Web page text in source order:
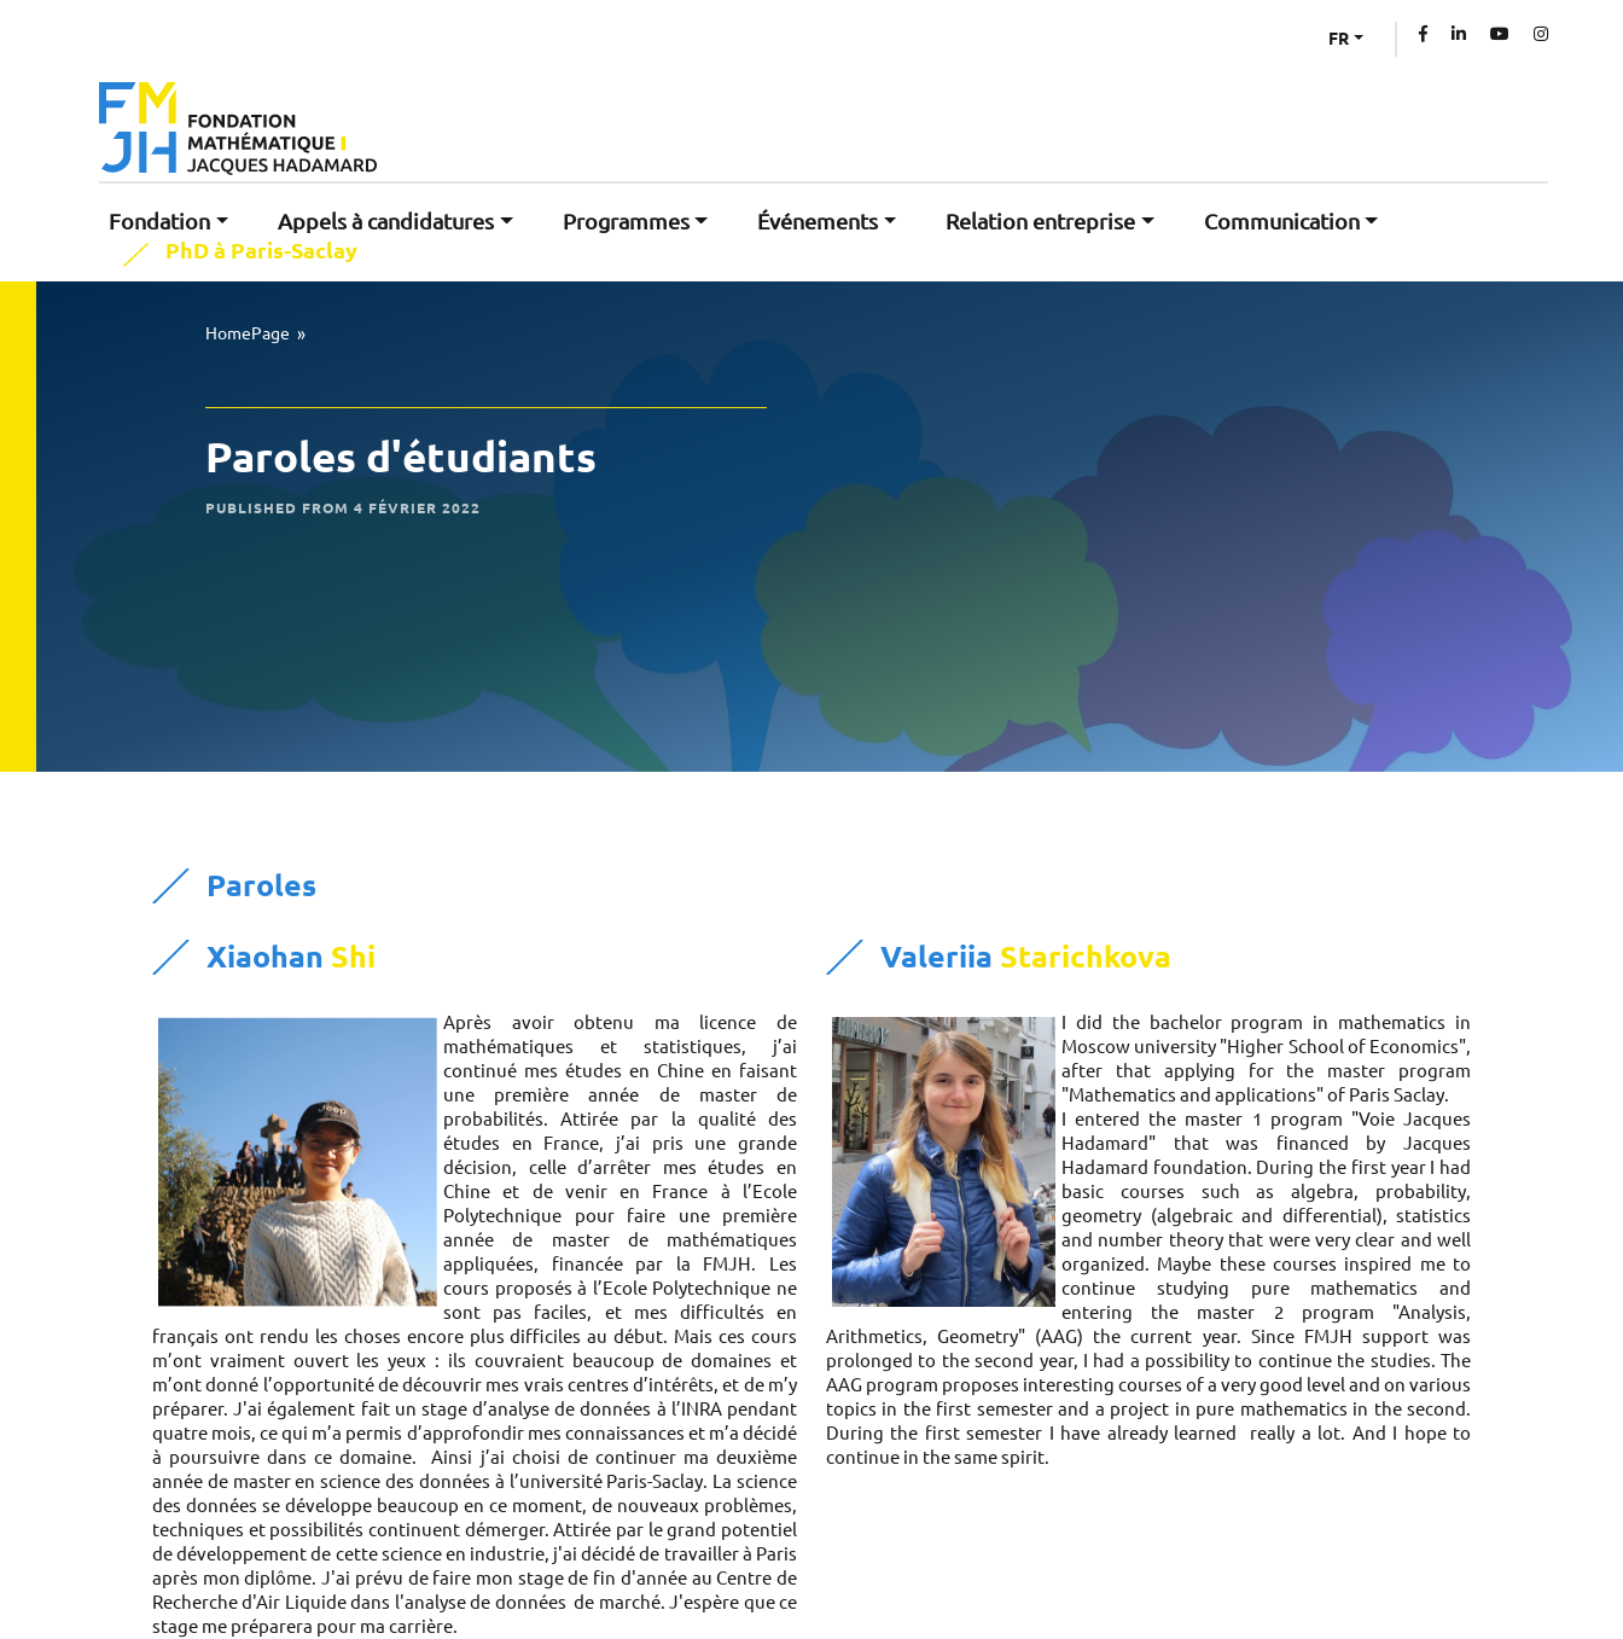
FR
Fondation Appels à candidatures Programmes Événements Relation entreprise
Communication
PhD à Paris-Saclay
HomePage »
Paroles d'étudiants
PUBLISHED FROM 4 FÉVRIER 2022
Paroles
Xiaohan Shi
Après avoir obtenu ma licence de
mathématiques et statistiques, j’ai
continué mes études en Chine en faisant
une première année de master de
probabilités. Attirée par la qualité des
études en France, j’ai pris une grande
décision, celle d’arrêter mes études en
Chine et de venir en France à l’Ecole
Polytechnique pour faire une première
année de master de mathématiques
appliquées, financée par la FMJH. Les
cours proposés à l’Ecole Polytechnique ne
sont pas faciles, et mes difficultés en
français ont rendu les choses encore plus difficiles au début. Mais ces cours
m’ont vraiment ouvert les yeux : ils couvraient beaucoup de domaines et
m’ont donné l’opportunité de découvrir mes vrais centres d’intérêts, et de m’y
préparer. J'ai également fait un stage d’analyse de données à l’INRA pendant
quatre mois, ce qui m’a permis d’approfondir mes connaissances et m’a décidé
à poursuivre dans ce domaine. Ainsi j’ai choisi de continuer ma deuxième
année de master en science des données à l’université Paris-Saclay. La science
des données se développe beaucoup en ce moment, de nouveaux problèmes,
techniques et possibilités continuent démerger. Attirée par le grand potentiel
de développement de cette science en industrie, j'ai décidé de travailler à Paris
après mon diplôme. J'ai prévu de faire mon stage de fin d'année au Centre de
Recherche d'Air Liquide dans l'analyse de données de marché. J'espère que ce
stage me préparera pour ma carrière.
Valeriia Starichkova
I did the bachelor program in mathematics in
Moscow university "Higher School of Economics",
after that applying for the master program
"Mathematics and applications" of Paris Saclay.
I entered the master 1 program "Voie Jacques
Hadamard" that was financed by Jacques
Hadamard foundation. During the first year I had
basic courses such as algebra, probability,
geometry (algebraic and differential), statistics
and number theory that were very clear and well
organized. Maybe these courses inspired me to
continue studying pure mathematics and
entering the master 2 program "Analysis,
Arithmetics, Geometry" (AAG) the current year. Since FMJH support was
prolonged to the second year, I had a possibility to continue the studies. The
AAG program proposes interesting courses of a very good level and on various
topics in the first semester and a project in pure mathematics in the second.
During the first semester I have already learned really a lot. And I hope to
continue in the same spirit.